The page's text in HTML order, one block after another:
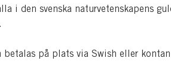
i den svenska naturvetenskapens
betalas på plats via Swish eller